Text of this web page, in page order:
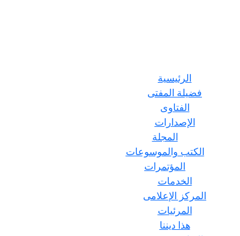
الرئيسية
فضيلة المفتى
الفتاوى
الإصدارات
المجلة
الكتب والموسوعات
المؤتمرات
الخدمات
المركز الإعلامى
المرئيات
هذا ديننا